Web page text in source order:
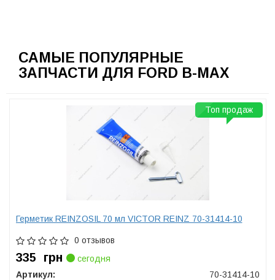
САМЫЕ ПОПУЛЯРНЫЕ
ЗАПЧАСТИ ДЛЯ FORD B-MAX
Герметик REINZOSIL 70 мл VICTOR REINZ 70-31414-10
0 отзывов
335 грн
сегодня
Артикул:
70-31414-10
Топ продаж